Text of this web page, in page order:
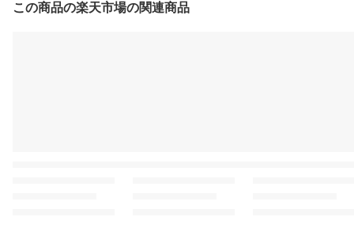
この商品の楽天市場の関連商品